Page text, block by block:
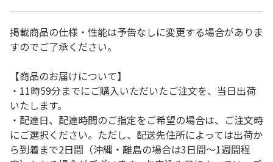
掲載商品の仕様・性能は予告なしに変更する場合がありま
すのでご了承ください。
【商品のお届けについて】
・11時59分までにご購入いただいたご注文を、当日出荷
いたします。
・配達日、配達時間のご指定をご希望の場合は、ご注文時
にご選択ください。ただし、配送先住所によっては出荷か
ら到着まで2日間（沖縄・離島の場合は3日間～1週間程